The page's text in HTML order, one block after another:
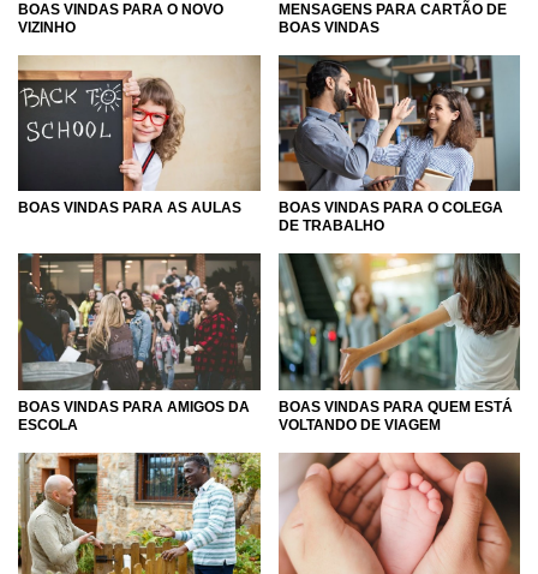
BOAS VINDAS PARA O NOVO
VIZINHO
MENSAGENS PARA CARTÃO DE
BOAS VINDAS
BOAS VINDAS PARA AS AULAS
BOAS VINDAS PARA O COLEGA
DE TRABALHO
BOAS VINDAS PARA AMIGOS DA
ESCOLA
BOAS VINDAS PARA QUEM ESTÁ
VOLTANDO DE VIAGEM